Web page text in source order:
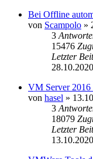
Bei Offline
von Scampolo »
3
15476
Letzter
VM Server 2016
von hasel »
3
18079
Letzter